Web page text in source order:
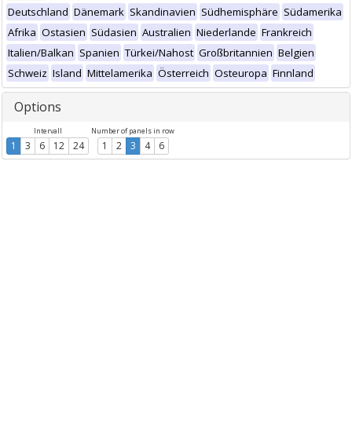
Deutschland Dänemark Skandinavien Südhemisphäre Südamerika
Afrika Ostasien Südasien Australien Niederlande Frankreich
Italien/Balkan Spanien Türkei/Nahost Großbritannien Belgien
Schweiz Island Mittelamerika Österreich Osteuropa Finnland
Options
Intervall
1 3 6 12 24
Number of panels in row
1 2 3 4 6